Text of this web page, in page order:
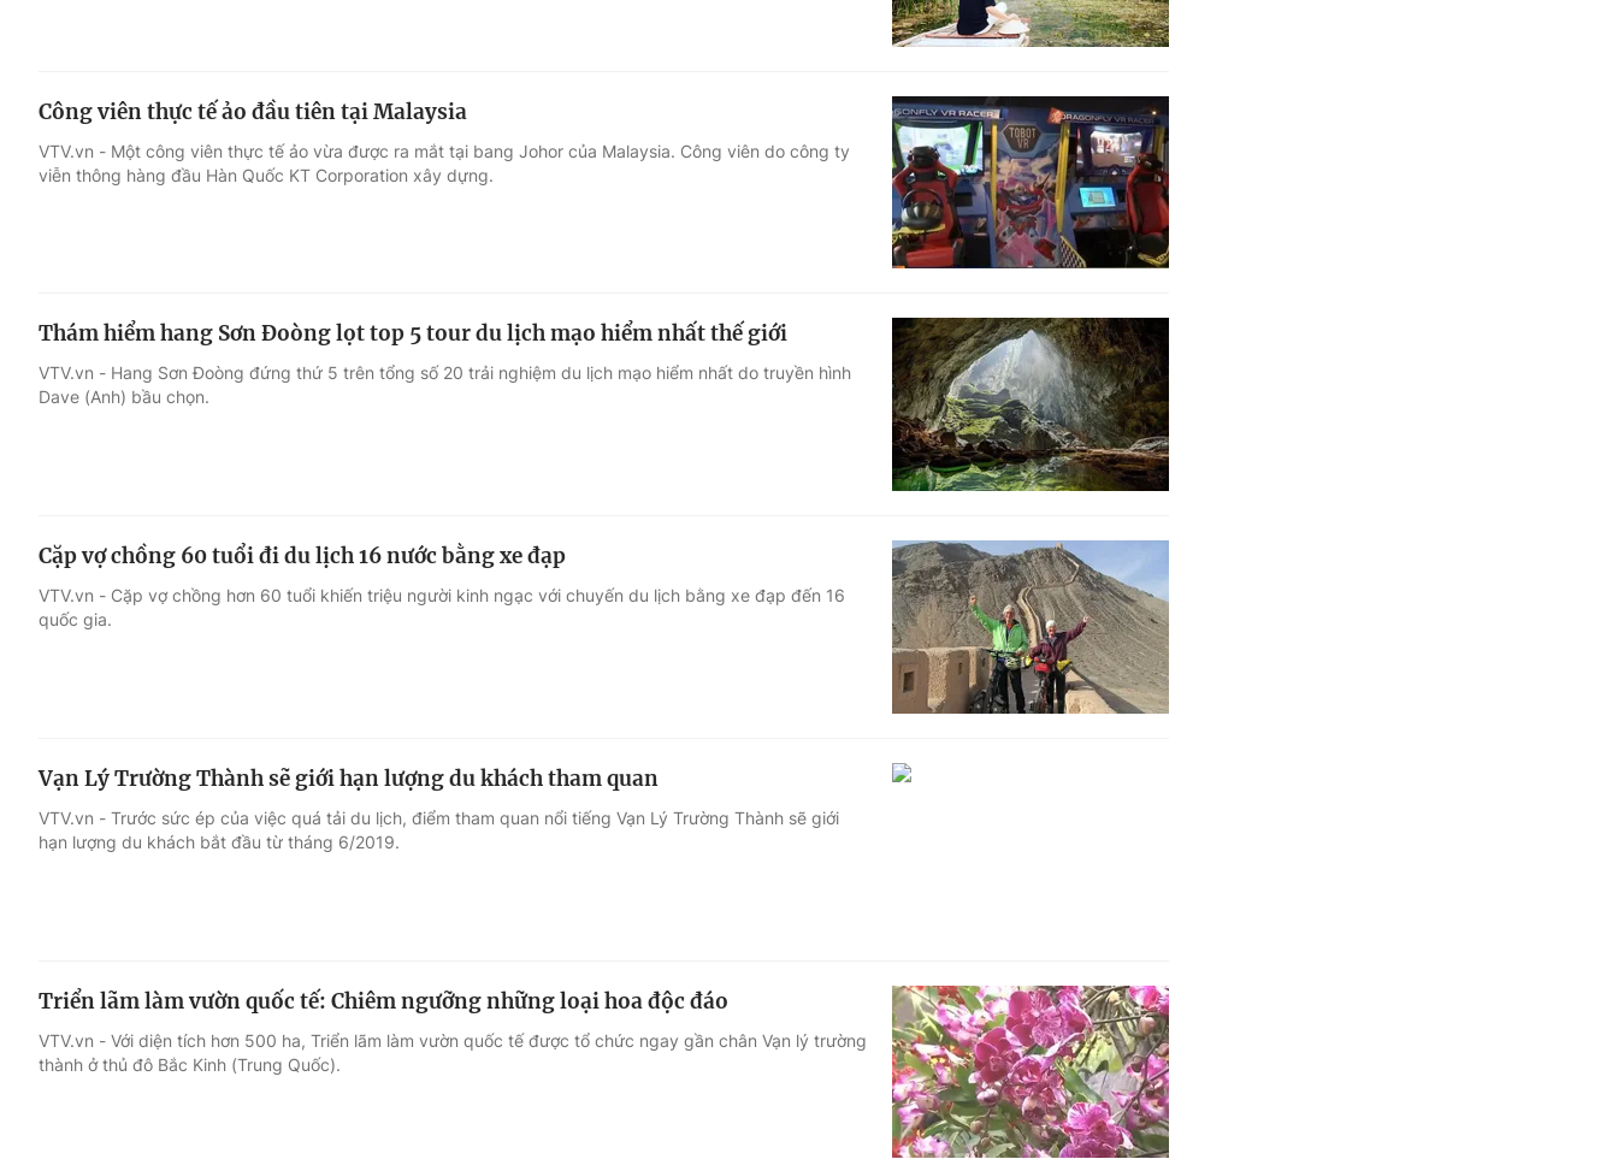
Công viên thực tế ảo đầu tiên tại Malaysia
VTV.vn - Một công viên thực tế ảo vừa được ra mắt tại bang Johor của Malaysia. Công viên do công ty
viễn thông hàng đầu Hàn Quốc KT Corporation xây dựng.
Thám hiểm hang Sơn Đoòng lọt top 5 tour du lịch mạo hiểm nhất thế giới
VTV.vn - Hang Sơn Đoòng đứng thứ 5 trên tổng số 20 trải nghiệm du lịch mạo hiểm nhất do truyền hình
Dave (Anh) bầu chọn.
Cặp vợ chồng 60 tuổi đi du lịch 16 nước bằng xe đạp
VTV.vn - Cặp vợ chồng hơn 60 tuổi khiến triệu người kinh ngạc với chuyến du lịch bằng xe đạp đến 16
quốc gia.
Vạn Lý Trường Thành sẽ giới hạn lượng du khách tham quan
VTV.vn - Trước sức ép của việc quá tải du lịch, điểm tham quan nổi tiếng Vạn Lý Trường Thành sẽ giới
hạn lượng du khách bắt đầu từ tháng 6/2019.
Triển lãm làm vườn quốc tế: Chiêm ngưỡng những loại hoa độc đáo
VTV.vn - Với diện tích hơn 500 ha, Triển lãm làm vườn quốc tế được tổ chức ngay gần chân Vạn lý trường
thành ở thủ đô Bắc Kinh (Trung Quốc).